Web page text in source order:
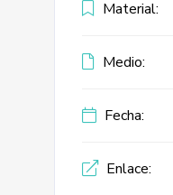
Material:
Medio:
Fecha:
Enlace: